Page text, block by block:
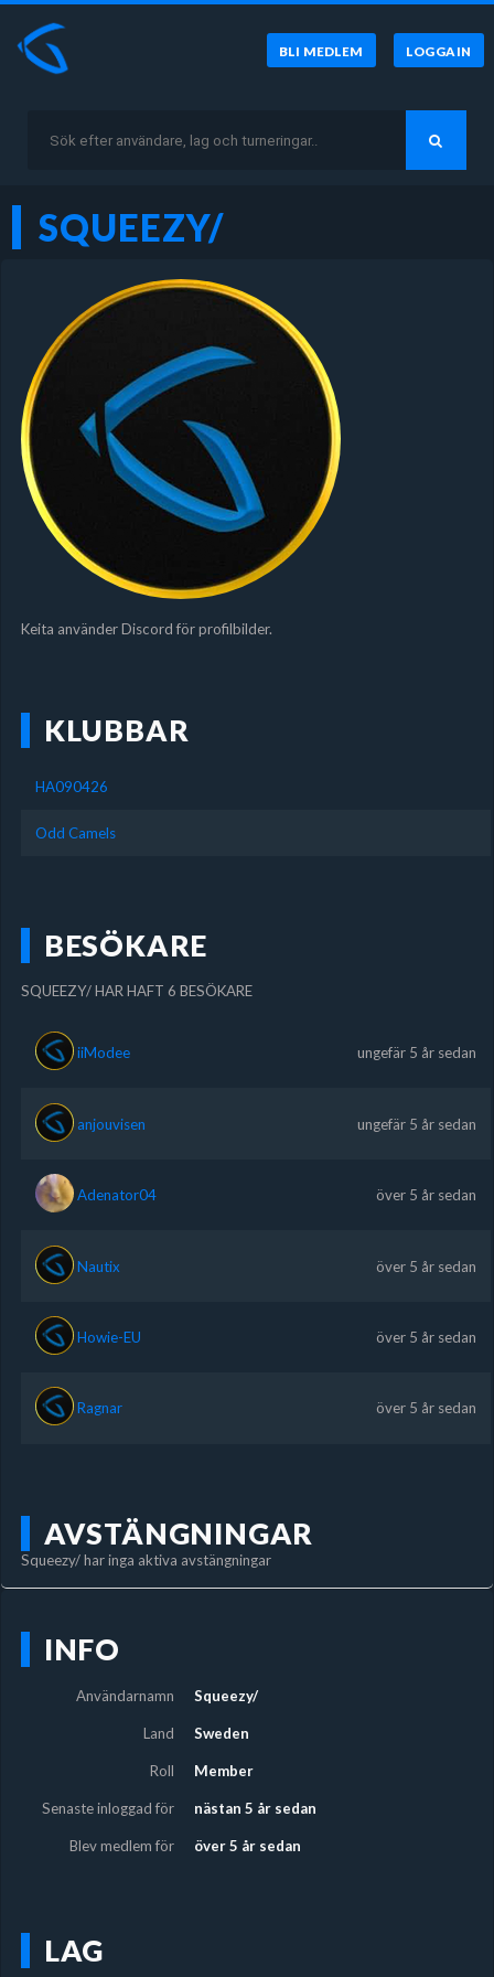
BLI MEDLEM LOGGA IN
SQUEEZY/
Keita använder Discord för profilbilder.
KLUBBAR
HA090426
Odd Camels
BESÖKARE
SQUEEZY/ HAR HAFT 6 BESÖKARE
iiModee ungefär 5 år sedan
anjouvisen ungefär 5 år sedan
Adenator04 över 5 år sedan
Nautix över 5 år sedan
Howie-EU över 5 år sedan
Ragnar över 5 år sedan
AVSTÄNGNINGAR
Squeezy/ har inga aktiva avstängningar
INFO
Användarnamn Squeezy/
Land Sweden
Roll Member
Senaste inloggad för nästan 5 år sedan
Blev medlem för över 5 år sedan
LAG